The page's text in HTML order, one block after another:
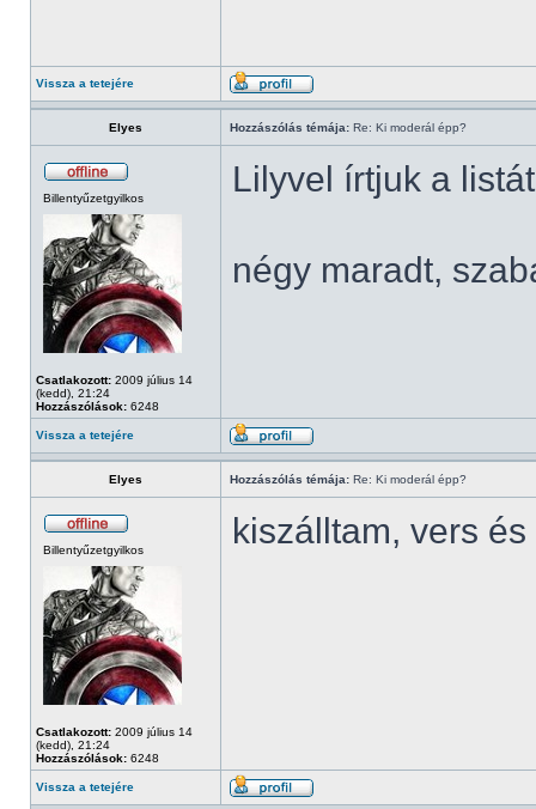
Vissza a tetejére
Elyes Hozzászólás témája: Re: Ki moderál épp?
Billentyűzetgyilkos
Csatlakozott: 2009 július 14
(kedd), 21:24
Hozzászólások: 6248
Lilyvel írtjuk a
négy maradt,
Vissza a tetejére
Elyes Hozzászólás témája: Re: Ki moderál épp?
Billentyűzetgyilkos
Csatlakozott: 2009 július 14
(kedd), 21:24
Hozzászólások: 6248
kiszálltam, vers
Vissza a tetejére